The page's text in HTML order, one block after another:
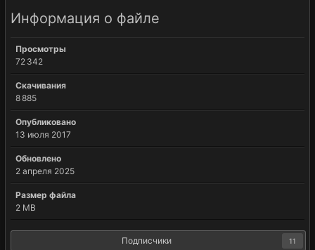
Информация о файле
Просмотры
72 342
Скачивания
8 885
Опубликовано
13 июля 2017
Обновлено
2 апреля 2025
Размер файла
2 MB
Подписчики 11